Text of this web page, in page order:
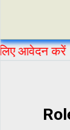
करें